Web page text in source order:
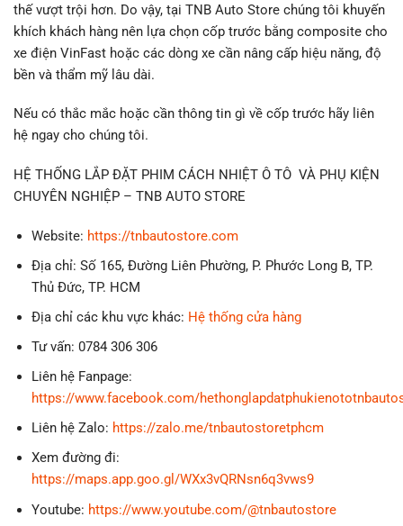
thế vượt trội hơn. Do vậy, tại TNB Auto Store chúng tôi khuyến
khích khách hàng nên lựa chọn cốp trước bằng composite cho
xe điện VinFast hoặc các dòng xe cần nâng cấp hiệu năng, độ
bền và thẩm mỹ lâu dài.
Nếu có thắc mắc hoặc cần thông tin gì về cốp trước hãy liên
hệ ngay cho chúng tôi.
HỆ THỐNG LẮP ĐẶT PHIM CÁCH NHIỆT Ô TÔ VÀ PHỤ KIỆN
CHUYÊN NGHIỆP – TNB AUTO STORE
Website: https://tnbautostore.com
Địa chỉ: Số 165, Đường Liên Phường, P. Phước Long B, TP.
Thủ Đức, TP. HCM
Địa chỉ các khu vực khác: Hệ thống cửa hàng
Tư vấn: 0784 306 306
Liên hệ Fanpage:
https://www.facebook.com/
Liên hệ Zalo: https://zalo.me/tnbautostoretphcm
Xem đường đi:
https://maps.app.goo.gl/WXx3vQRNsn6q3vws9
Youtube: https://www.youtube.com/@tnbautostore